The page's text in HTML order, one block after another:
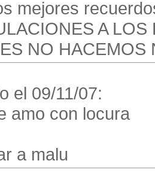
mejores
A LOS
NO HACEMOS
el 09/11/07:
amo con locura
a malu